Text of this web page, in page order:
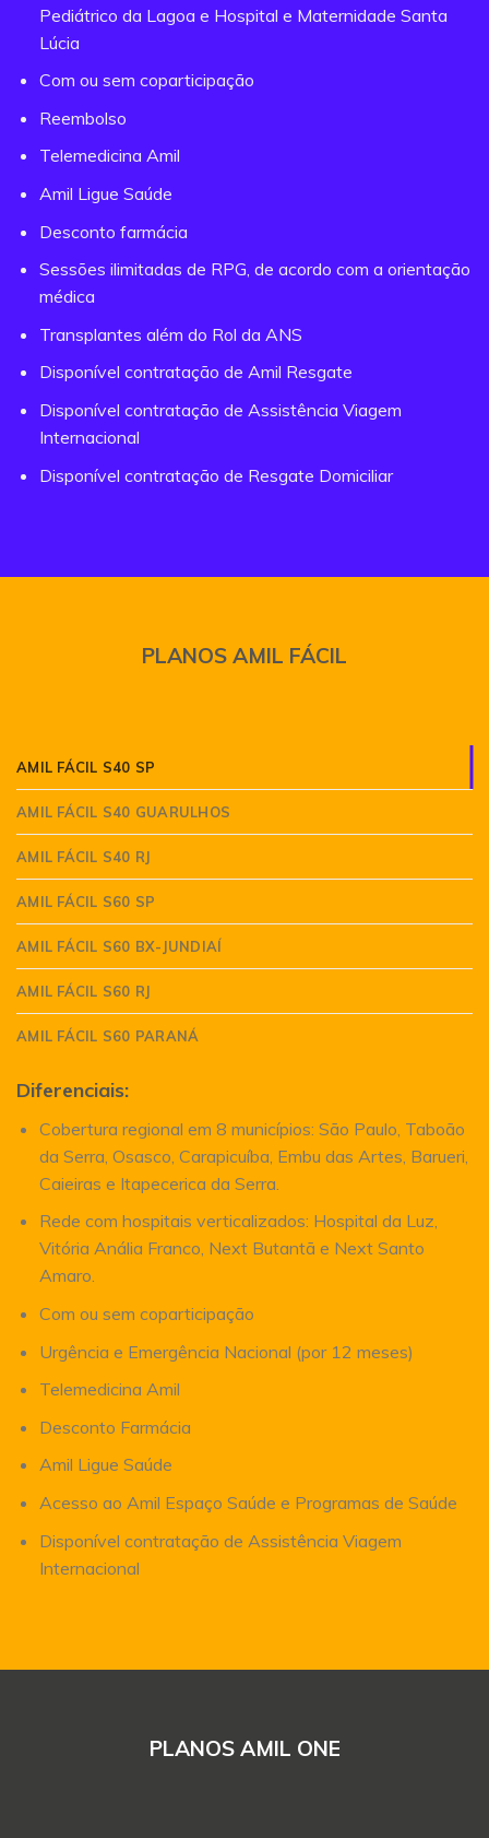
Pediátrico da Lagoa e Hospital e Maternidade Santa
Lúcia
Com ou sem coparticipação
Reembolso
Telemedicina Amil
Amil Ligue Saúde
Desconto farmácia
Sessões ilimitadas de RPG, de acordo com a orientação
médica
Transplantes além do Rol da ANS
Disponível contratação de Amil Resgate
Disponível contratação de Assistência Viagem
Internacional
Disponível contratação de Resgate Domiciliar
PLANOS AMIL FÁCIL
AMIL FÁCIL S40 SP
AMIL FÁCIL S40 GUARULHOS
AMIL FÁCIL S40 RJ
AMIL FÁCIL S60 SP
AMIL FÁCIL S60 BX-JUNDIAÍ
AMIL FÁCIL S60 RJ
AMIL FÁCIL S60 PARANÁ
Diferenciais:
Cobertura regional em 8 municípios: São Paulo, Taboão
da Serra, Osasco, Carapicuíba, Embu das Artes, Barueri,
Caieiras e Itapecerica da Serra.
Rede com hospitais verticalizados: Hospital da Luz,
Vitória Anália Franco, Next Butantã e Next Santo
Amaro.
Com ou sem coparticipação
Urgência e Emergência Nacional (por 12 meses)
Telemedicina Amil
Desconto Farmácia
Amil Ligue Saúde
Acesso ao Amil Espaço Saúde e Programas de Saúde
Disponível contratação de Assistência Viagem
Internacional
PLANOS AMIL ONE